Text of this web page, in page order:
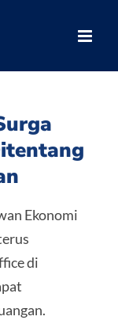
Ekonomi
di